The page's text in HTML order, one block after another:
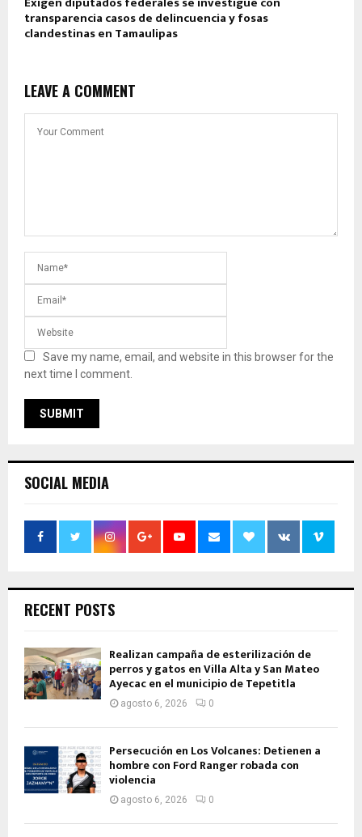
transparencia casos de delincuencia y fosas
clandestinas en Tamaulipas
LEAVE A COMMENT
Save my name, email, and website in this browser for the
next time I comment.
SOCIAL MEDIA
RECENT POSTS
Realizan campaña de esterilización de
perros y gatos en Villa Alta y San Mateo
Ayecac en el municipio de Tepetitla
agosto 6, 2026 0
Persecución en Los Volcanes: Detienen a
hombre con Ford Ranger robada con
violencia
agosto 6, 2026 0